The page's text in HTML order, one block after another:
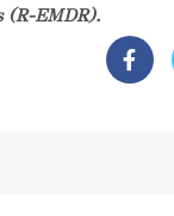
(R-EMDR).